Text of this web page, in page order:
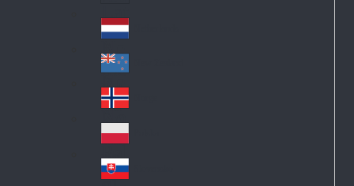
Lat
in
A
me
ric
a
Ne
the
rla
nd
s
Ne
w
Ze
ala
nd
No
rw
ay
Pol
an